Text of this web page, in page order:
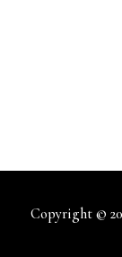
Copyright ©